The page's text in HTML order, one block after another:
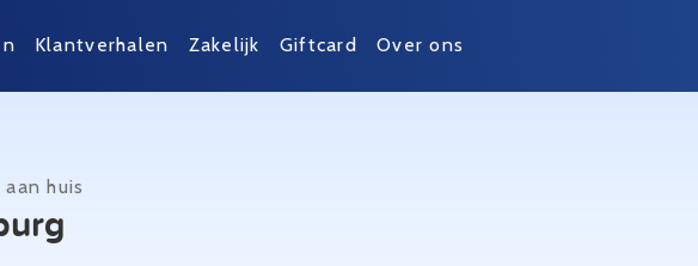
Klantverhalen Zakelijk Giftcard Over ons
huis